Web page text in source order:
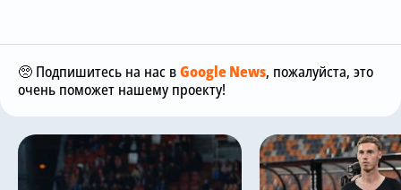
🥺 Подпишитесь на нас вGoogle News, пожалуйста, это
очень поможет нашему проекту!